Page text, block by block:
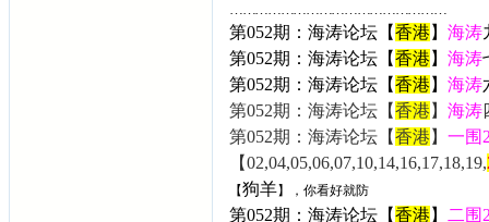
……………………………………………
第052期：海涛论坛【香港 】 海涛
第052期：海涛论坛【香港 】 海涛
第052期：海涛论坛【香港 】 海涛
第052期：海涛论坛【香港 】 海涛
第052期：海涛论坛【香港 】 一围
【02,04,05,06,07,10,14,16,17,18,19,
【狗羊】，你看好就防
第052期：海涛论坛【香港 】 二围